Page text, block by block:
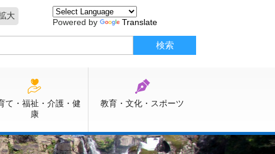
大
Powered by Translate
て・福祉・介護・健
康
教育・文化・スポーツ